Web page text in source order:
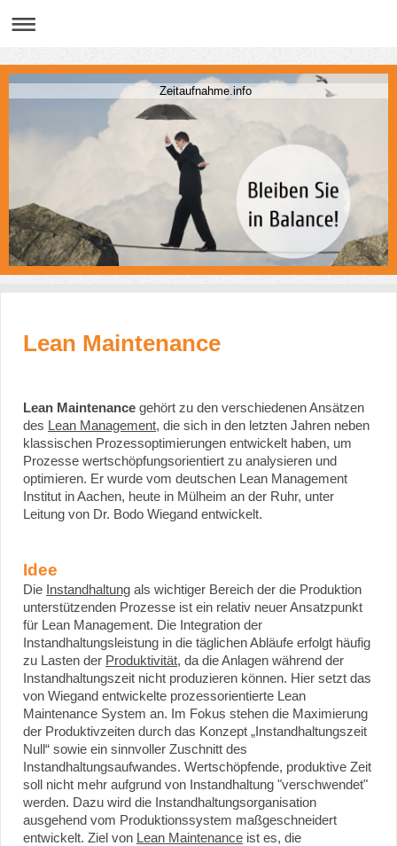
Zeitaufnahme.info
Lean Maintenance
Lean Maintenance gehört zu den verschiedenen Ansätzen
des Lean Management, die sich in den letzten Jahren neben
klassischen Prozessoptimierungen entwickelt haben, um
Prozesse wertschöpfungsorientiert zu analysieren und
optimieren. Er wurde vom deutschen Lean Management
Institut in Aachen, heute in Mülheim an der Ruhr, unter
Leitung von Dr. Bodo Wiegand entwickelt.
Idee
Die Instandhaltung als wichtiger Bereich der die Produktion
unterstützenden Prozesse ist ein relativ neuer Ansatzpunkt
für Lean Management. Die Integration der
Instandhaltungsleistung in die täglichen Abläufe erfolgt häufig
zu Lasten der Produktivität, da die Anlagen während der
Instandhaltungszeit nicht produzieren können. Hier setzt das
von Wiegand entwickelte prozessorientierte Lean
Maintenance System an. Im Fokus stehen die Maximierung
der Produktivzeiten durch das Konzept „Instandhaltungszeit
Null“ sowie ein sinnvoller Zuschnitt des
Instandhaltungsaufwandes. Wertschöpfende, produktive Zeit
soll nicht mehr aufgrund von Instandhaltung "verschwendet"
werden. Dazu wird die Instandhaltungsorganisation
ausgehend vom Produktionssystem maßgeschneidert
entwickelt. Ziel von Lean Maintenance ist es, die